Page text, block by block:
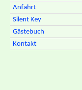
Anfahrt
Silent Key
Gästebuch
Kontakt